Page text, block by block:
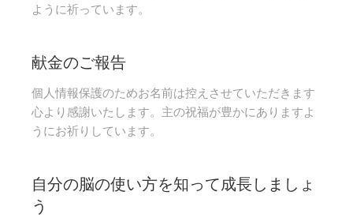
ように祈っています。
献金のご報告
個人情報保護のためお名前は控えさせていただきます
心より感謝いたします。主の祝福が豊かにありますよ
うにお祈りしています。
自分の脳の使い方を知って成長しましょ
う